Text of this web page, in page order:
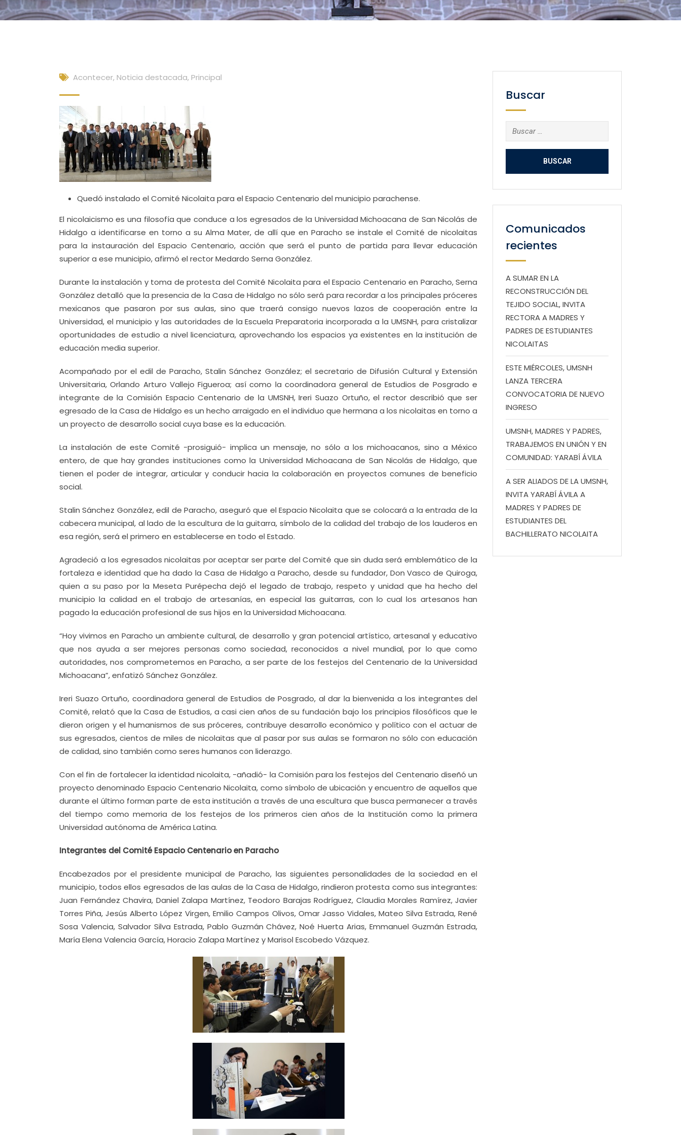
Acontecer, Noticia destacada, Principal
Quedó instalado el Comité Nicolaita para el Espacio Centenario del municipio parachense.
El nicolaicismo es una filosofía que conduce a los egresados de la Universidad Michoacana de San Nicolás de
Hidalgo a identificarse en torno a su Alma Mater, de allí que en Paracho se instale el Comité de nicolaitas
para la instauración del Espacio Centenario, acción que será el punto de partida para llevar educación
superior a ese municipio, afirmó el rector Medardo Serna González.
Durante la instalación y toma de protesta del Comité Nicolaita para el Espacio Centenario en Paracho, Serna
González detalló que la presencia de la Casa de Hidalgo no sólo será para recordar a los principales próceres
mexicanos que pasaron por sus aulas, sino que traerá consigo nuevos lazos de cooperación entre la
Universidad, el municipio y las autoridades de la Escuela Preparatoria incorporada a la UMSNH, para cristalizar
oportunidades de estudio a nivel licenciatura, aprovechando los espacios ya existentes en la institución de
educación media superior.
Acompañado por el edil de Paracho, Stalin Sánchez González; el secretario de Difusión Cultural y Extensión
Universitaria, Orlando Arturo Vallejo Figueroa; así como la coordinadora general de Estudios de Posgrado e
integrante de la Comisión Espacio Centenario de la UMSNH, Ireri Suazo Ortuño, el rector describió que ser
egresado de la Casa de Hidalgo es un hecho arraigado en el individuo que hermana a los nicolaitas en torno a
un proyecto de desarrollo social cuya base es la educación.
La instalación de este Comité -prosiguió- implica un mensaje, no sólo a los michoacanos, sino a México
entero, de que hay grandes instituciones como la Universidad Michoacana de San Nicolás de Hidalgo, que
tienen el poder de integrar, articular y conducir hacia la colaboración en proyectos comunes de beneficio
social.
Stalin Sánchez González, edil de Paracho, aseguró que el Espacio Nicolaita que se colocará a la entrada de la
cabecera municipal, al lado de la escultura de la guitarra, símbolo de la calidad del trabajo de los lauderos en
esa región, será el primero en establecerse en todo el Estado.
Agradeció a los egresados nicolaitas por aceptar ser parte del Comité que sin duda será emblemático de la
fortaleza e identidad que ha dado la Casa de Hidalgo a Paracho, desde su fundador, Don Vasco de Quiroga,
quien a su paso por la Meseta Purépecha dejó el legado de trabajo, respeto y unidad que ha hecho del
municipio la calidad en el trabajo de artesanías, en especial las guitarras, con lo cual los artesanos han
pagado la educación profesional de sus hijos en la Universidad Michoacana.
“Hoy vivimos en Paracho un ambiente cultural, de desarrollo y gran potencial artístico, artesanal y educativo
que nos ayuda a ser mejores personas como sociedad, reconocidos a nivel mundial, por lo que como
autoridades, nos comprometemos en Paracho, a ser parte de los festejos del Centenario de la Universidad
Michoacana”, enfatizó Sánchez González.
Ireri Suazo Ortuño, coordinadora general de Estudios de Posgrado, al dar la bienvenida a los integrantes del
Comité, relató que la Casa de Estudios, a casi cien años de su fundación bajo los principios filosóficos que le
dieron origen y el humanismos de sus próceres, contribuye desarrollo económico y político con el actuar de
sus egresados, cientos de miles de nicolaitas que al pasar por sus aulas se formaron no sólo con educación
de calidad, sino también como seres humanos con liderazgo.
Con el fin de fortalecer la identidad nicolaita, -añadió- la Comisión para los festejos del Centenario diseñó un
proyecto denominado Espacio Centenario Nicolaita, como símbolo de ubicación y encuentro de aquellos que
durante el último forman parte de esta institución a través de una escultura que busca permanecer a través
del tiempo como memoria de los festejos de los primeros cien años de la Institución como la primera
Universidad autónoma de América Latina.
Integrantes del Comité Espacio Centenario en Paracho
Encabezados por el presidente municipal de Paracho, las siguientes personalidades de la sociedad en el
municipio, todos ellos egresados de las aulas de la Casa de Hidalgo, rindieron protesta como sus integrantes:
Juan Fernández Chavira, Daniel Zalapa Martínez, Teodoro Barajas Rodríguez, Claudia Morales Ramírez, Javier
Torres Piña, Jesús Alberto López Virgen, Emilio Campos Olivos, Omar Jasso Vidales, Mateo Silva Estrada, René
Sosa Valencia, Salvador Silva Estrada, Pablo Guzmán Chávez, Noé Huerta Arias, Emmanuel Guzmán Estrada,
María Elena Valencia García, Horacio Zalapa Martínez y Marisol Escobedo Vázquez.
Buscar
Buscar:
Comunicados
recientes
A SUMAR EN LA
RECONSTRUCCIÓN DEL
TEJIDO SOCIAL, INVITA
RECTORA A MADRES Y
PADRES DE ESTUDIANTES
NICOLAITAS
ESTE MIÉRCOLES, UMSNH
LANZA TERCERA
CONVOCATORIA DE NUEVO
INGRESO
UMSNH, MADRES Y PADRES,
TRABAJEMOS EN UNIÓN Y EN
COMUNIDAD: YARABÍ ÁVILA
A SER ALIADOS DE LA UMSNH,
INVITA YARABÍ ÁVILA A
MADRES Y PADRES DE
ESTUDIANTES DEL
BACHILLERATO NICOLAITA